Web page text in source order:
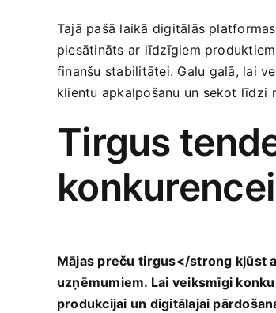
Tajā pašā laikā digitālās
piesātināts ar līdzīgiem
finanšu stabilitātei. ‍Galu⁤ galā, lai
klientu apkalpošanu un ​sekot līdzi
Tirgus
Mājas preču ⁢tirgus</strong ⁢kļūst
uzņēmumiem. Lai veiksmīgi
produkcijai un digitālajai